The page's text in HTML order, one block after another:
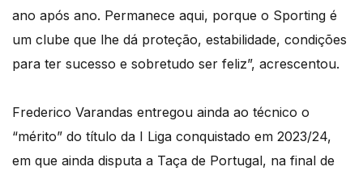
ano após ano. Permanece aqui, porque o Sporting é
um clube que lhe dá proteção, estabilidade, condições
para ter sucesso e sobretudo ser feliz”, acrescentou.
Frederico Varandas entregou ainda ao técnico o
“mérito” do título da I Liga conquistado em 2023/24,
em que ainda disputa a Taça de Portugal, na final de